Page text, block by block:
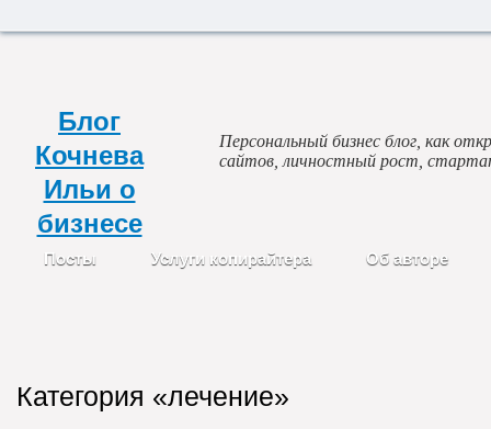
Категория «лечение»
Блог
Кочнева
Ильи о
бизнесе
Персональный бизнес блог, как
сайтов, личностный рост,
Посты Услуги копирайтера Об авторе